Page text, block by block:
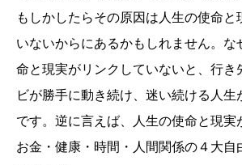
もしかしたらその原因は人生の使命と
いないからにあるかもしれません。な
命と現実がリンクしていないと、行き
ビが勝手に動き続け、迷い続ける人生
です。逆に言えば、人生の使命と現実
お金・健康・時間・人間関係の４大自